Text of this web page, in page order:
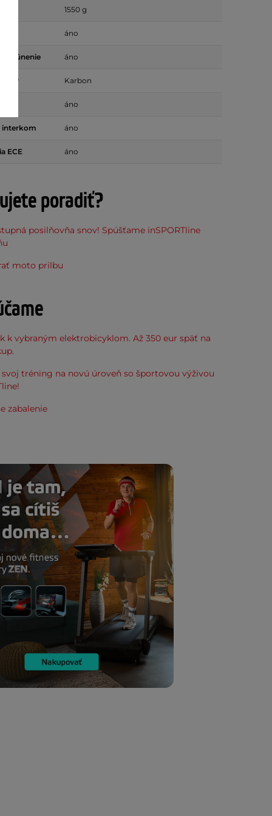
1550 g
áno
čalúnenie áno
Karbon
áno
interkom áno
ECE áno
poradiť?
posilňovňa snov! Spúšťame inSPORTline
moto prilbu
k vybraným elektrobicyklom. Až 350 eur späť na
svoj tréning na novú úroveň so športovou výživou
zabalenie